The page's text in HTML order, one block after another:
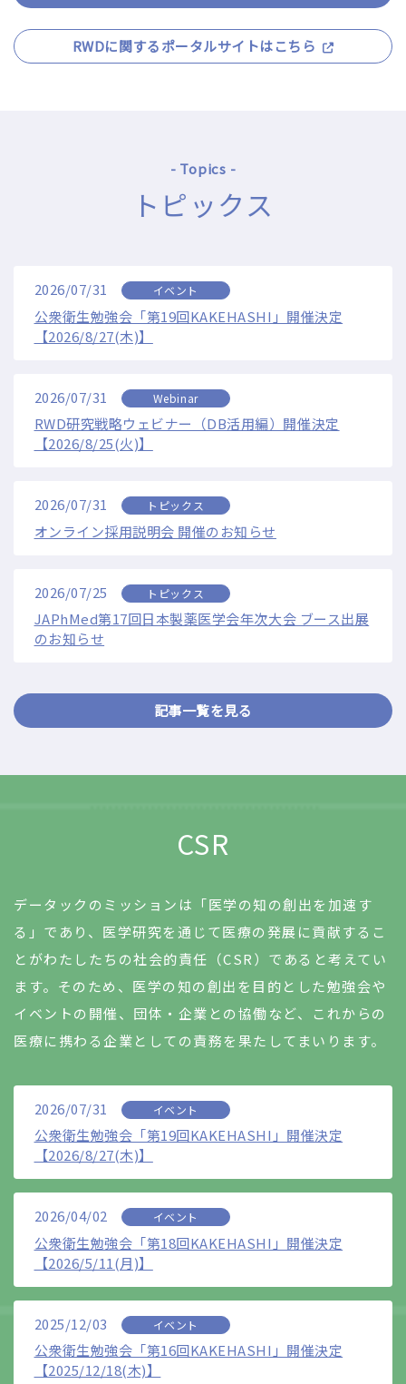
RWDに関するポータルサイトはこちら
- Topics -
トピックス
2026/07/31 イベント
公衆衛生勉強会「第19回KAKEHASHI」開催決定
【2026/8/27(木)】
2026/07/31 Webinar
RWD研究戦略ウェビナー（DB活用編）開催決定
【2026/8/25(火)】
2026/07/31 トピックス
オンライン採用説明会 開催のお知らせ
2026/07/25 トピックス
JAPhMed第17回日本製薬医学会年次大会 ブース出展
のお知らせ
記事一覧を見る
CSR
データックのミッションは「医学の知の創出を加速す
る」であり、医学研究を通じて医療の発展に貢献するこ
とがわたしたちの社会的責任（CSR）であると考えてい
ます。そのため、医学の知の創出を目的とした勉強会や
イベントの開催、団体・企業との協働など、これからの
医療に携わる企業としての責務を果たしてまいります。
2026/07/31 イベント
公衆衛生勉強会「第19回KAKEHASHI」開催決定
【2026/8/27(木)】
2026/04/02 イベント
公衆衛生勉強会「第18回KAKEHASHI」開催決定
【2026/5/11(月)】
2025/12/03 イベント
公衆衛生勉強会「第16回KAKEHASHI」開催決定
【2025/12/18(木)】